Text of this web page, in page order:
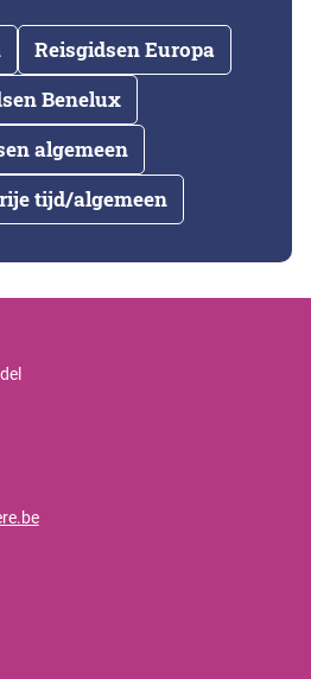
Reisgidsen Europa
Benelux
algemeen
tijd/algemeen